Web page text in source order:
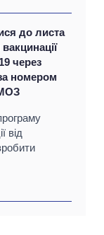
до листа
через
номером
від